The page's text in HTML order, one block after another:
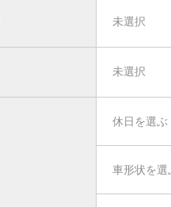
未選択
未選択
休日を選ぶ
車形状を選